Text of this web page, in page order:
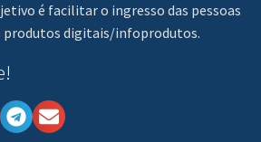
é facilitar o ingresso das pessoas
produtos digitais/infoprodutos.